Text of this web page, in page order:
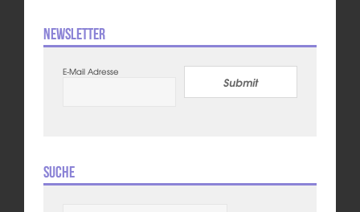
Newsletter
E-Mail Adresse
Submit
Suche